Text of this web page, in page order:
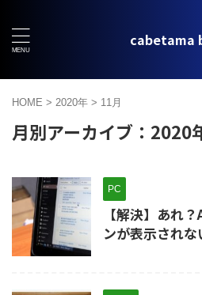
cabetama
HOME > 2020年 > 11月
月別アーカイブ：2020
PC
【解決】あれ
ンが表示されな